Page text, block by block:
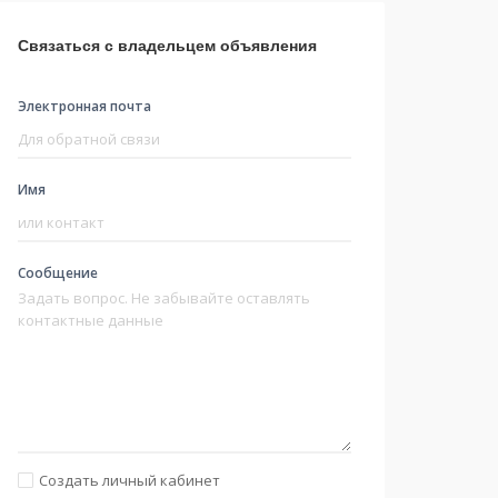
Связаться с владельцем объявления
Электронная почта
Имя
Сообщение
Создать личный кабинет